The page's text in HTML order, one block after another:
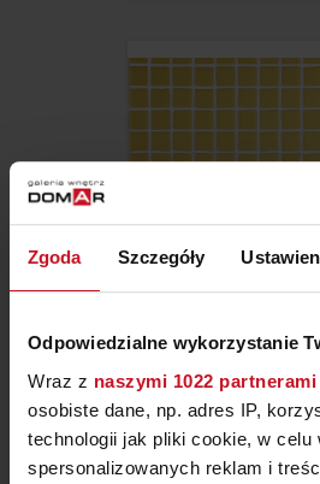
Zgoda Szczegóły
Odpowiedzialne wykorzystanie
Wraz z naszymi 1022 partnerami
osobiste dane, np. adres IP,
technologii jak pliki cookie, w celu
spersonalizowanych reklam i
237,56 ZŁ/M²